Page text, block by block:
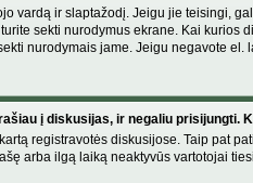
vardą ir slaptažodį. Jeigu jie teisingi,
sekti nurodymus ekrane. Kai
nurodymais jame. Jeigu negavote
į diskusijas, ir negaliu prisijungti.
registravotės diskusijose. Taip pat
arba ilgą laiką neaktyvūs vartotojai